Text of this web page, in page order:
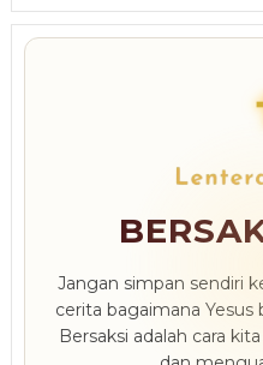
Jangan simpan sendiri
cerita bagaimana
Bersaksi adalah cara